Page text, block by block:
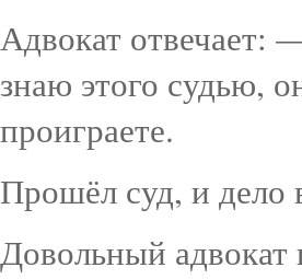
Адвокат отвечает:
знаю этого судью,
проиграете.
Прошёл суд, и дело
Довольный